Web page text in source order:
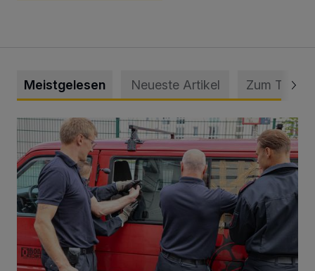
Meistgelesen Neueste Artikel Zum Thema
Feuerwehr befreit Kind aus verschlossenem VW Bulli